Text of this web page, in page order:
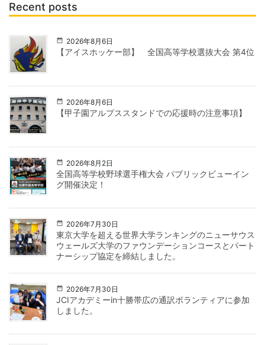
Recent posts
2026年8月6日
【アイスホッケー部】 全国高等学校選抜大会 第4位
2026年8月6日
【甲子園アルプススタンドでの応援時の注意事項】
2026年8月2日
全国高等学校野球選手権大会 パブリックビューイン
グ開催決定！
2026年7月30日
東京大学を超える世界大学ランキングのニューサウス
ウェールズ大学のファウンデーションコースとパート
ナーシップ協定を締結しました。
2026年7月30日
JCIアカデミーin十勝帯広の通訳ボランティアに参加
しました。